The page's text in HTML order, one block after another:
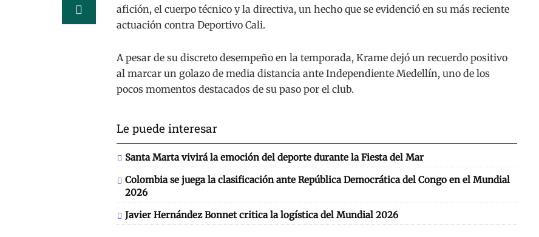
afición, el cuerpo técnico y la directiva, un hecho que se evidenció en su más reciente
actuación contra Deportivo Cali.
A pesar de su discreto desempeño en la temporada, Krame dejó un recuerdo positivo
al marcar un golazo de media distancia ante Independiente Medellín, uno de los
pocos momentos destacados de su paso por el club.
Le puede interesar
Santa Marta vivirá la emoción del deporte durante la Fiesta del Mar
Colombia se juega la clasificación ante República Democrática del Congo en el Mundial
2026
Javier Hernández Bonnet critica la logística del Mundial 2026